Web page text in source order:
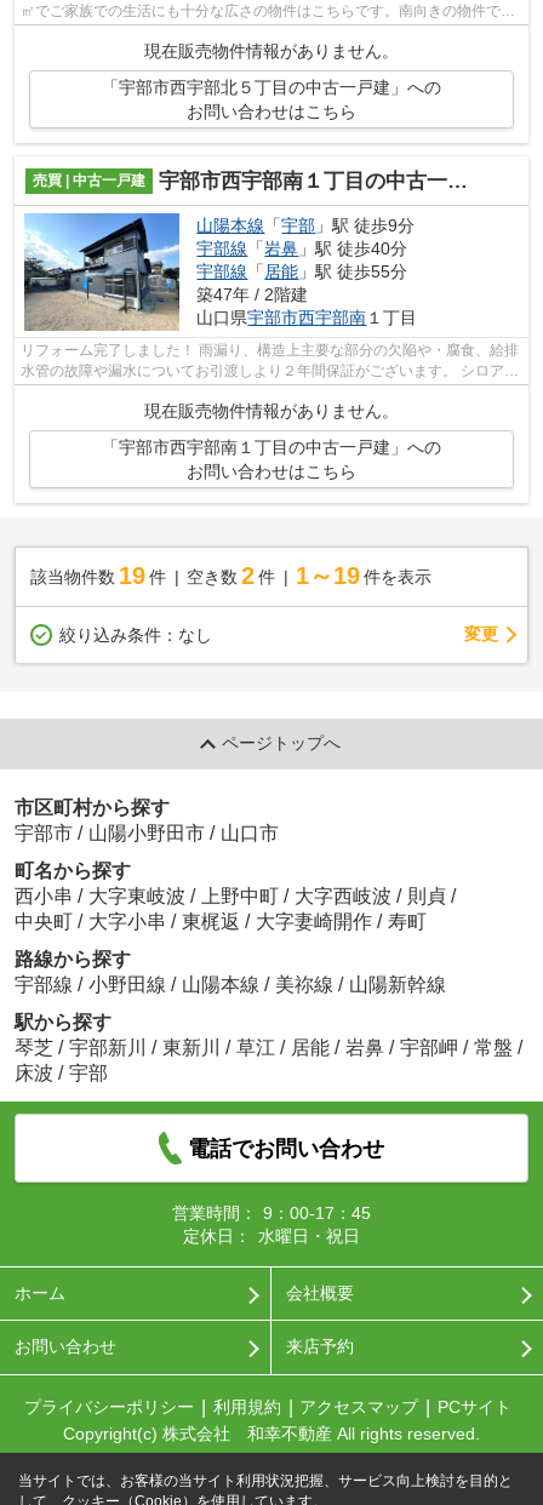
㎡でご家族での生活にも十分な広さの物件はこちらです。南向きの物件で
す。室内の環境も良好な、住みよい中古の...
現在販売物件情報がありません。
「宇部市西宇部北５丁目の中古一戸建」への
お問い合わせはこちら
売買 | 中古一戸建 宇部市西宇部南１丁目の中古一戸建
山陽本線 「宇部 」駅 徒歩9分
宇部線 「岩鼻 」駅 徒歩40分
宇部線 「 居能 」駅 徒歩55分
築47年 / 2階建
山口県宇部市西宇部南 １丁目
リフォーム完了しました！ 雨漏り、構造上主要な部分の欠陥や・腐食、給排
水管の故障や漏水についてお引渡しより２年間保証がございます。 シロアリ
現在販売物件情報がありません。
「宇部市西宇部南１丁目の中古一戸建」への
お問い合わせはこちら
該当物件数 19件 空き数 2 件 1～19 件を表示
絞り込み条件： なし 変更
ページトップへ
市区町村から探す
宇部市 / 山陽小野田市 / 山口市
町名から探す
西小串 / 大字東岐波 / 上野中町 / 大字西岐波 / 則貞 /
中央町 / 大字小串 / 東梶返 / 大字妻崎開作 / 寿町
路線から探す
宇部線 / 小野田線 / 山陽本線 / 美祢線 / 山陽新幹線
駅から探す
琴芝 / 宇部新川 / 東新川 / 草江 / 居能 / 岩鼻 / 宇部岬 / 常盤 /
床波 / 宇部
電話でお問い合わせ
営業時間：
9：00-17：45
定休日：
水曜日・祝日
ホーム 会社概要
お問い合わせ 来店予約
プライバシーポリシー 利用規約 アクセスマップ
PCサイト
Copyright(c) 株式会社 和幸不動産 All rights reserved.
当サイトでは、お客様の当サイト利用状況把握、サービス向上検討を目的と
して、クッキー（Cookie）を使用しています。